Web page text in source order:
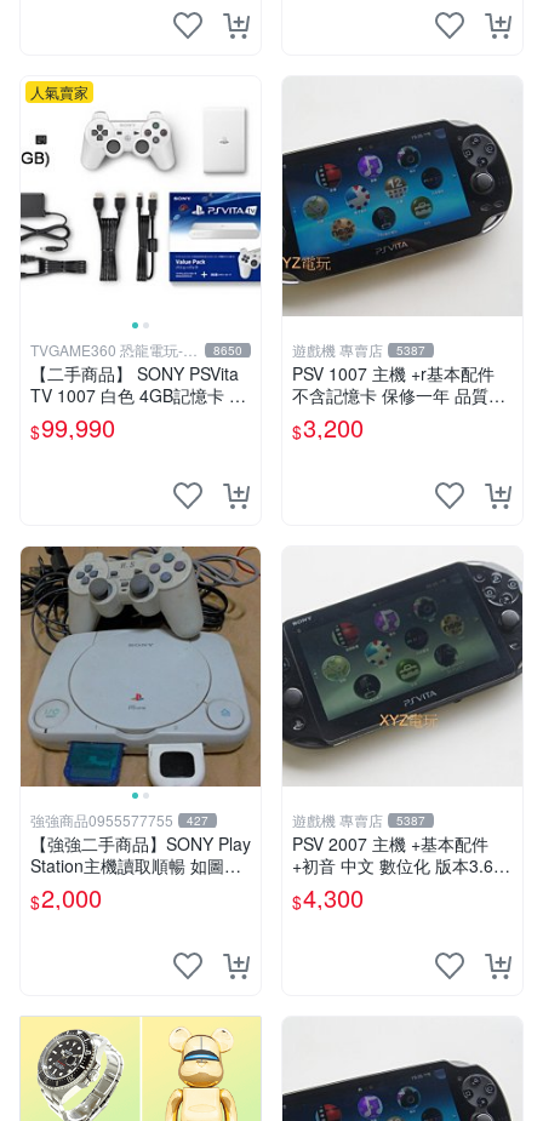
人氣賣家
TVGAME360 恐龍電玩-台
中店
8650
【二手商品】 SONY PSVita
TV 1007 白色 4GB記憶卡 PS
3手把(白) 書盒完整 【台中恐
龍電玩】
$99,990
遊戲機 專賣店 5387
PSV 1007 主機 +r基本配件
不含記憶卡 保修一年 品質有
保障
$3,200
強強商品0955577755 427
【強強二手商品】SONY Play
Station主機讀取順暢 如圖全
部 ! 外觀完整乾淨
$2,000
遊戲機 專賣店 5387
PSV 2007 主機 +基本配件
+初音 中文 數位化 版本3.69
PS Vita2007 保修一年 85成
新
$4,300